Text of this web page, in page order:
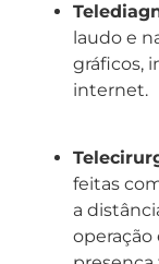
laudo e
gráficos,
internet.
feitas
a
operação